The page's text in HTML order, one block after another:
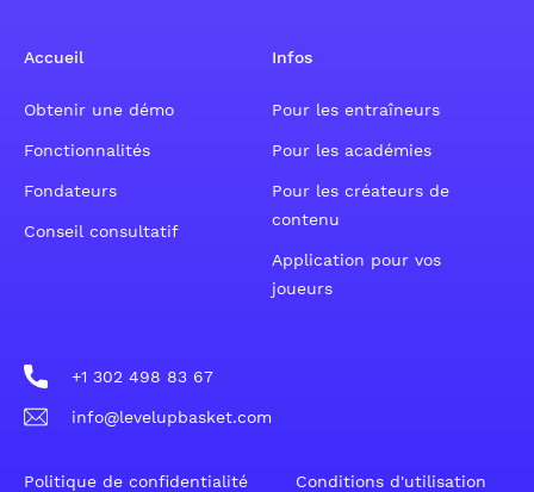
Accueil
Obtenir une démo
Fonctionnalités
Fondateurs
Conseil consultatif
Infos
Pour les entraîneurs
Pour les académies
Pour les créateurs de
contenu
Application pour vos
joueurs
+1 302 498 83 67
info@levelupbasket.com
Politique de confidentialité Conditions d'utilisation